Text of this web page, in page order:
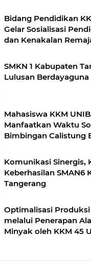
Bidang Pendidikan
Gelar Sosialisasi
dan Kenakalan
SMKN 1 Kabupaten
Lulusan
Mahasiswa KKM
Manfaatkan Waktu
Bimbingan Calistung
Komunikasi Sinergis,
Keberhasilan SMAN6
Tangerang
Optimalisasi
melalui Penerapan
Minyak oleh KKM 45